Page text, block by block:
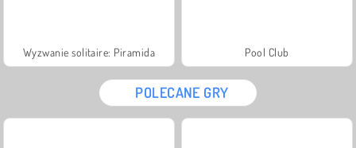
Wyzwanie solitaire: Piramida Pool Club
POLECANE GRY